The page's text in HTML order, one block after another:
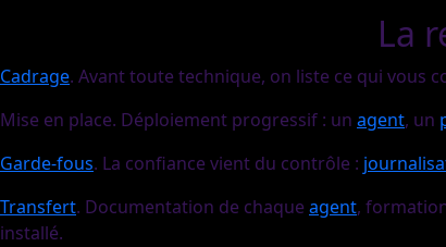
La
Cadrage. Avant toute technique, on liste ce qui vous
Mise en place. Déploiement progressif : un agent, un
Garde-fous. La confiance vient du contrôle :
Transfert. Documentation de chaque agent,
installé.